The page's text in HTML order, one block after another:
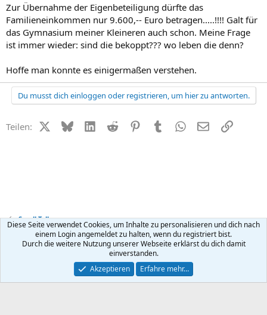
Zur Übernahme der Eigenbeteiligung dürfte das
Familieneinkommen nur 9.600,-- Euro betragen.....!!!! Galt für
das Gymnasium meiner Kleineren auch schon. Meine Frage
ist immer wieder: sind die bekoppt??? wo leben die denn?
Hoffe man konnte es einigermaßen verstehen.
Du musst dich einloggen oder registrieren, um hier zu antworten.
Teilen: X (Twitter)
BlueskyLinkedIn
Reddit PinterestTumblr WhatsApp
E-MailLink
Small Talk
Kontakt Nutzungsbedingungen Datenschutz Hilfe
R
Community platform by XenForo ® © 2010-2026 XenForo Ltd.
Diese Seite verwendet Cookies, um Inhalte zu personalisieren und dich nach
einem Login angemeldet zu halten, wenn du registriert bist.
Durch die weitere Nutzung unserer Webseite erklärst du dich damit
einverstanden.
Akzeptieren
Erfahre mehr…